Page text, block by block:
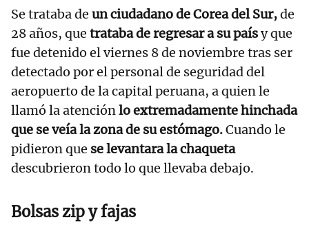
Se trataba de un ciudadano de Corea del Sur,de
28 años, que trataba de regresar a su paísy que
fue detenido el viernes 8 de noviembre tras ser
detectado por el personal de seguridad del
aeropuerto de la capital peruana, a quien le
llamó la atenciónlo extremadamente hinchada
que se veía la zona de su estómago.Cuando le
pidieron que se levantara la chaqueta
descubrieron todo lo que llevaba debajo.
Bolsas zip y fajas